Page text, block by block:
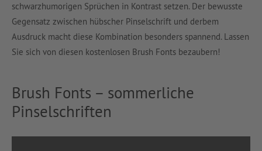
schwarzhumorigen Sprüchen in Kontrast setzen. Der bewusste
Gegensatz zwischen hübscher Pinselschrift und derbem
Ausdruck macht diese Kombination besonders spannend. Lassen
Sie sich von diesen kostenlosen Brush Fonts bezaubern!
Brush Fonts – sommerliche
Pinselschriften